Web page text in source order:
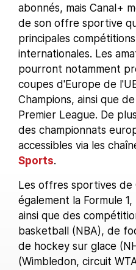
abonnés, mais Canal+
de son offre sportive
principales
internationales. Les
pourront notamment
coupes d'Europe de
Champions, ainsi que
Premier League. De
des championnats
accessibles via les
Sports.
Les offres sportives
également la Formule
ainsi que des
basketball (NBA), de
de hockey sur glace
(Wimbledon, circuit